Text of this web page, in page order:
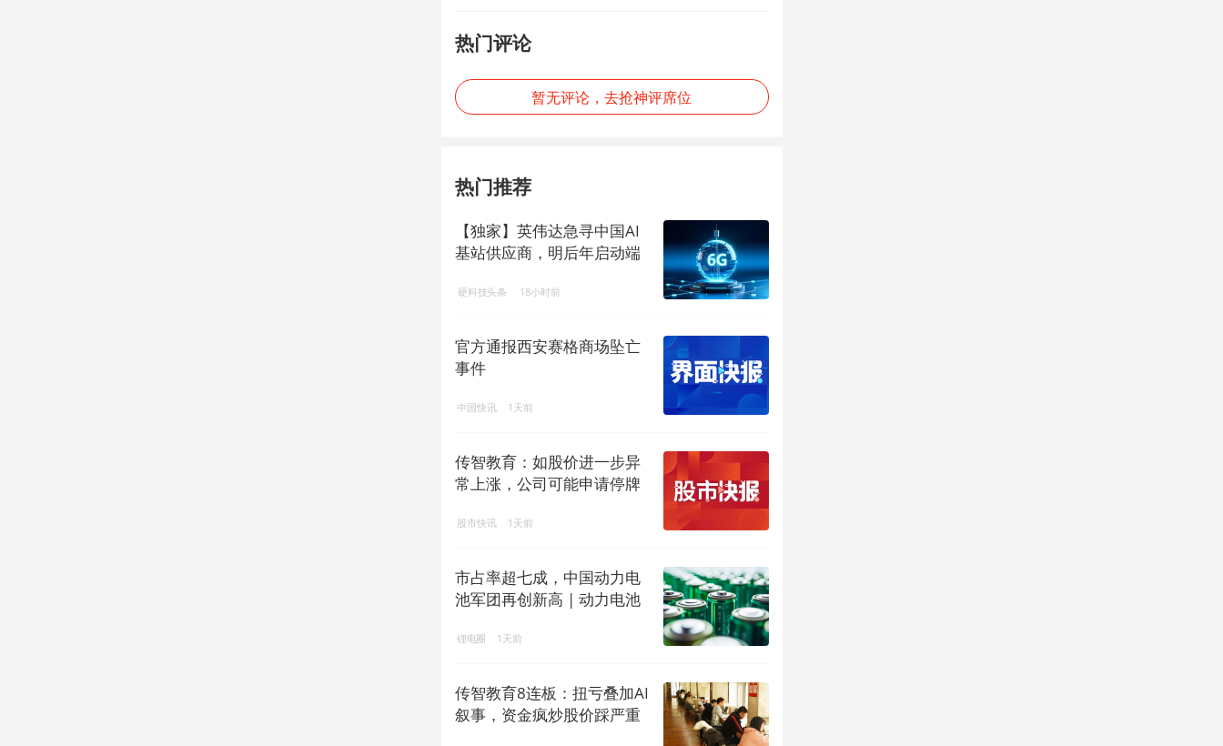
热门评论
暂无评论，去抢神评席位
热门推荐
【独家】英伟达急寻中国AI
基站供应商，明后年启动端
硬科技头条 18小时前
官方通报西安赛格商场坠亡
事件
中国快讯 1天前
传智教育：如股价进一步异
常上涨，公司可能申请停牌
股市快讯 1天前
市占率超七成，中国动力电
池军团再创新高 | 动力电池
锂电圈 1天前
传智教育8连板：扭亏叠加AI
叙事，资金疯炒股价踩严重